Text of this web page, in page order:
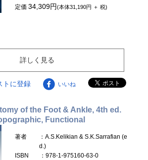
定価34,309円(本体31,190円 ＋ 税)
詳しく見る
トに登録 いいね
of the Foot & Ankle, 4th ed.
Functional
著者
：A.S.Kelikian & S.K.Sarrafian (e
d.)
ISBN
：978-1-975160-63-0